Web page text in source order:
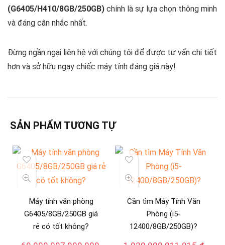
(G6405/H410/8GB/250GB) chính là sự lựa chọn thông minh
và đáng cân nhắc nhất.
Đừng ngần ngại liên hệ với chúng tôi để được tư vấn chi tiết
hơn và sở hữu ngay chiếc máy tính đáng giá này!
SẢN PHẨM TƯƠNG TỰ
Máy tính văn phòng
G6405/8GB/250GB giá
rẻ có tốt không?
Cần tìm Máy Tính Văn
Phòng (i5-
12400/8GB/250GB)?